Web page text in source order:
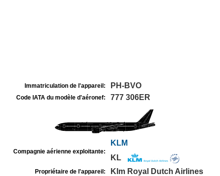
Immatriculation de l'appareil: PH-BVO
Code IATA du modèle d'aéronef: 777 306ER
Compagnie aérienne exploitante:
KLM
KL
Propriétaire de l'appareil: Klm Royal Dutch Airlines